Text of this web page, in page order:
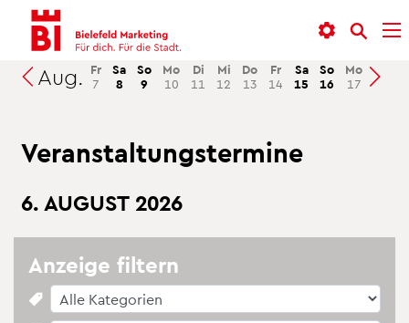
In­
halt
an­
sprin­
Menü
an­
sprin­
gen
Suche
an­
sprin­
gen
Suchen
Aug. Fr
7
Sa
8
So
9
Mo
10
Di
11
Mi
12
Do
13
Fr
14
Sa
15
So
16
Mo
17
Di
18
Ver­an­stal­tungs­ter­mi­ne
6. AU­GUST 2026
An­zei­ge fil­tern